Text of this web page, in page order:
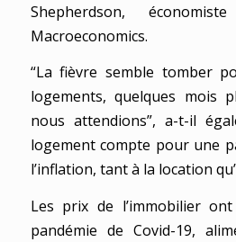
Shepherdson,
Macroeconomics.
“La fièvre semble tomber
logements, quelques mois
nous attendions”, a-t-il
logement compte pour une
l’inflation, tant à la location
Les prix de l’immobilier
pandémie de Covid-19,